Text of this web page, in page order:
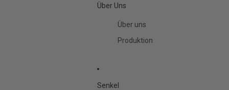
Über Uns
Über uns
Produktion
Senkel